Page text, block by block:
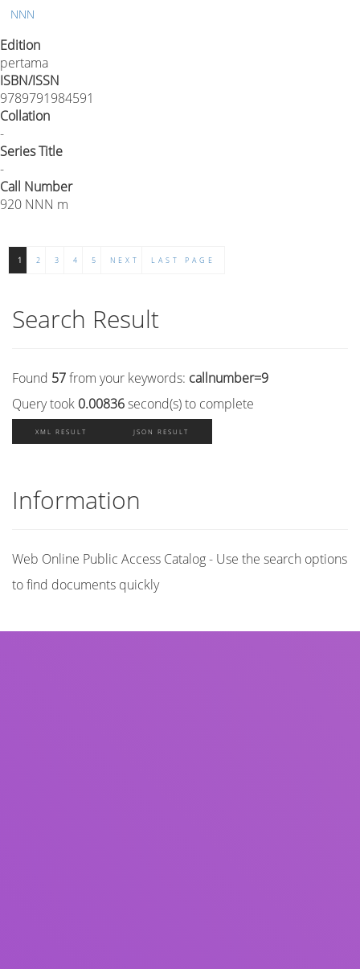
NNN
Edition
pertama
ISBN/ISSN
9789791984591
Collation
-
Series Title
-
Call Number
920 NNN m
1 2 3 4 5 NEXT LAST PAGE
Search Result
Found 57from your keywords: callnumber=9
Query took 0.00836second(s) to complete
XML RESULT JSON RESULT
Information
Web Online Public Access Catalog - Use the search options
to find documents quickly